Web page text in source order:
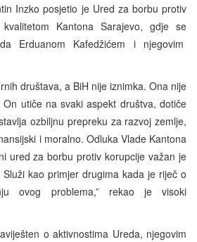
Inzko posjetio je Ured za borbu protiv
Kantona Sarajevo, gdje se
Erduanom Kafedžićem i njegovim
društava, a BiH nije iznimka. Ona nije
utiče na svaki aspekt društva, dotiče
ozbiljnu prepreku za razvoj zemlje,
i moralno. Odluka Vlade Kantona
ured za borbu protiv korupcije važan je
kao primjer drugima kada je riječ o
ovog problema,” rekao je visoki
o aktivnostima Ureda, njegovim